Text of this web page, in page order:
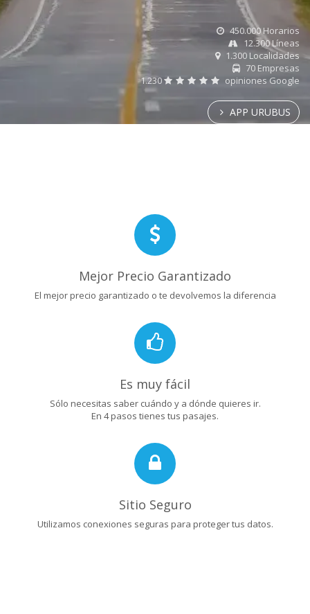
450.000 Horarios
12.300 Líneas
1.300 Localidades
70 Empresas
1.230
opiniones Google
APP URUBUS
Mejor Precio Garantizado
El mejor precio garantizado o te devolvemos la diferencia
Es muy fácil
Sólo necesitas saber cuándo y a dónde quieres ir.
En 4 pasos tienes tus pasajes.
Sitio Seguro
Utilizamos conexiones seguras para proteger tus datos.